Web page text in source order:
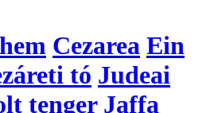
Cezarea Ein
tó Judeai
tenger Jaffa